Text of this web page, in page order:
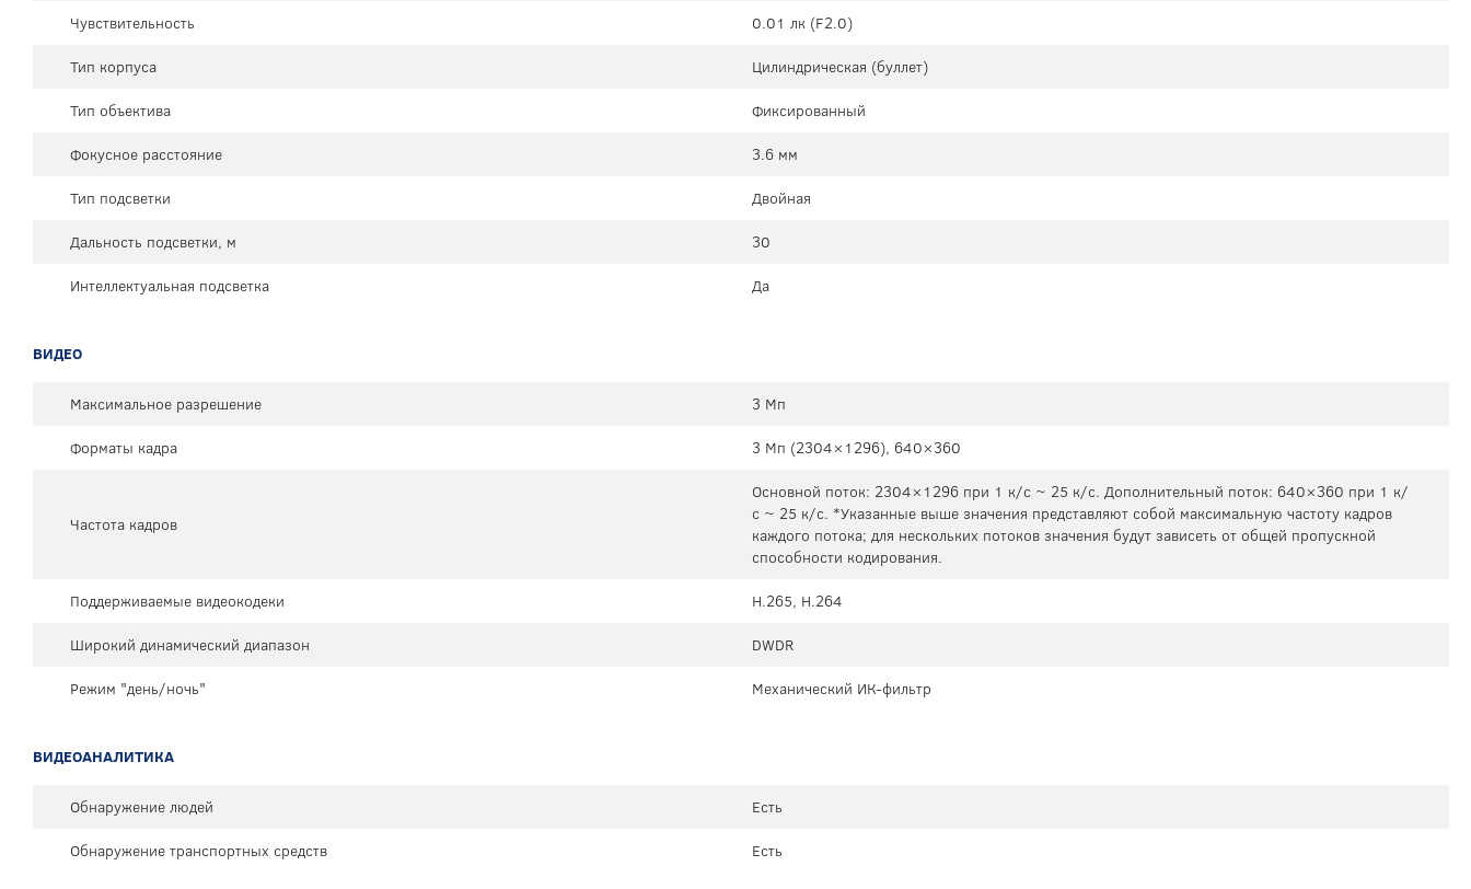
Чувствительность
0.01 лк (F2.0)
Тип корпуса
Цилиндрическая (буллет)
Тип объектива
Фиксированный
Фокусное расстояние
3.6 мм
Тип подсветки
Двойная
Дальность подсветки, м
30
Интеллектуальная подсветка
Да
ВИДЕО
Максимальное разрешение
3 Мп
Форматы кадра
3 Мп (2304×1296), 640×360
Частота кадров
Основной поток: 2304×1296 при 1 к/с ~ 25 к/с. Дополнительный поток: 640×360 при 1 к/
с ~ 25 к/с. *Указанные выше значения представляют собой максимальную частоту кадров
каждого потока; для нескольких потоков значения будут зависеть от общей пропускной
способности кодирования.
Поддерживаемые видеокодеки
H.265, H.264
Широкий динамический диапазон
DWDR
Режим "день/ночь"
Механический ИК-фильтр
ВИДЕОАНАЛИТИКА
Обнаружение людей
Есть
Обнаружение транспортных средств
Есть